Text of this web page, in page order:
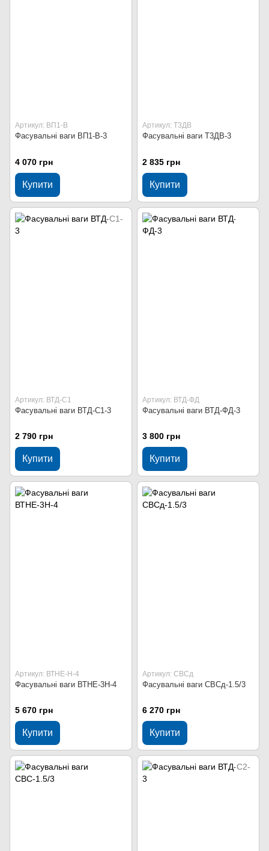
Артикул: ВП1-В
Фасувальні ваги ВП1-В-3
4 070 грн
Купити
Артикул: Т3ДВ
Фасувальні ваги Т3ДВ-3
2 835 грн
Купити
Артикул: ВТД-С1
Фасувальні ваги ВТД-С1-3
2 790 грн
Купити
Артикул: ВТД-ФД
Фасувальні ваги ВТД-ФД-3
3 800 грн
Купити
Артикул: ВТНЕ-Н-4
Фасувальні ваги ВТНЕ-3Н-4
5 670 грн
Купити
Артикул: СВСд
Фасувальні ваги СВСд-1.5/3
6 270 грн
Купити